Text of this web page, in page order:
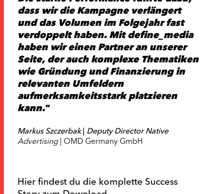
dass wir die Kampagne verlängert
und das Volumen im Folgejahr fast
verdoppelt haben. Mit define_media
haben wir einen Partner an unserer
Seite, der auch komplexe Thematiken
wie Gründung und Finanzierung in
relevanten Umfeldern
aufmerksamkeitsstark platzieren
kann.
Markus Szczerbak| Deputy Director Native
Advertising | OMD Germany GmbH
Hier findest du die komplette Success